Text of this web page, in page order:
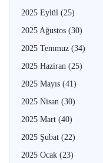
2025 Eylül (25)
2025 Ağustos (30)
2025 Temmuz (34)
2025 Haziran (25)
2025 Mayıs (41)
2025 Nisan (30)
2025 Mart (40)
2025 Şubat (22)
2025 Ocak (23)